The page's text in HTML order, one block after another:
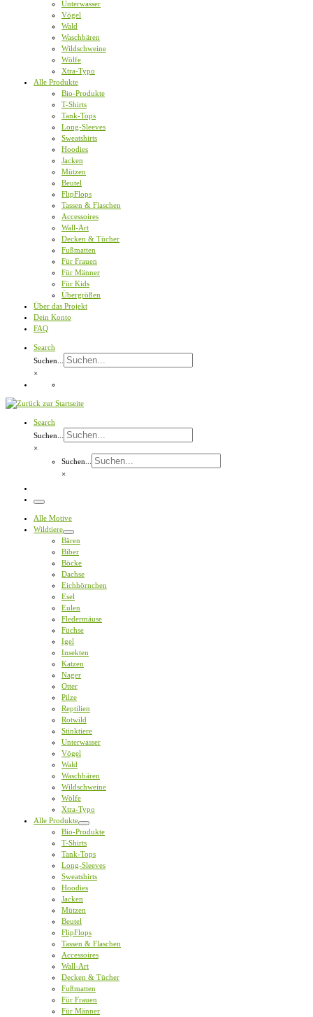
Unterwasser
Vögel
Wald
Waschbären
Wildschweine
Wölfe
Xtra-Typo
Alle Produkte
Bio-Produkte
T-Shirts
Tank-Tops
Long-Sleeves
Sweatshirts
Hoodies
Jacken
Mützen
Beutel
FlipFlops
Tassen & Flaschen
Accessoires
Wall-Art
Decken & Tücher
Fußmatten
Für Frauen
Für Männer
Für Kids
Übergrößen
Über das Projekt
Dein Konto
FAQ
Search
Suchen...
×
Search
Suchen...
×
Suchen...
×
Menü
Alle Motive
Wildtiere
Bären
Biber
Böcke
Dachse
Eichhörnchen
Esel
Eulen
Fledermäuse
Füchse
Igel
Insekten
Katzen
Nager
Otter
Pilze
Reptilien
Rotwild
Stinktiere
Unterwasser
Vögel
Wald
Waschbären
Wildschweine
Wölfe
Xtra-Typo
Alle Produkte
Bio-Produkte
T-Shirts
Tank-Tops
Long-Sleeves
Sweatshirts
Hoodies
Jacken
Mützen
Beutel
FlipFlops
Tassen & Flaschen
Accessoires
Wall-Art
Decken & Tücher
Fußmatten
Für Frauen
Für Männer